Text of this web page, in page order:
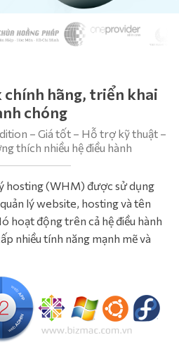
chính hãng, triển khai
chóng
– Giá tốt – Hỗ trợ kỹ thuật –
thích nhiều hệ điều hành
hosting (WHM) được sử dụng
lý website, hosting và tên
hoạt động trên cả hệ điều hành
nhiều tính năng mạnh mẽ và